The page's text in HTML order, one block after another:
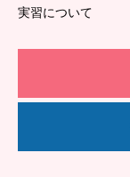
実習について